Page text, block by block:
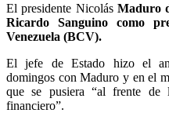
El presidente Nicolás Maduro
Ricardo Sanguino como
Venezuela (BCV).
El jefe de Estado hizo el
domingos con Maduro y en el
que se pusiera “al frente de
financiero”.